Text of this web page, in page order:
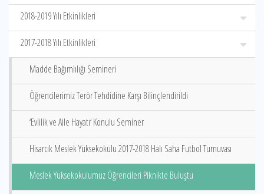
2018-2019 Yılı Etkinlikleri
2017-2018 Yılı Etkinlikleri
Madde Bağımlılığı Semineri
Öğrencilerimiz Terör Tehdidine Karşı Bilinçlendirildi
‘Evlilik ve Aile Hayatı‘ Konulu Seminer
Hisarcık Meslek Yüksekokulu 2017-2018 Halı Saha Futbol Turnuvası
Meslek Yüksekokulumuz Öğrencileri Piknikte Buluştu